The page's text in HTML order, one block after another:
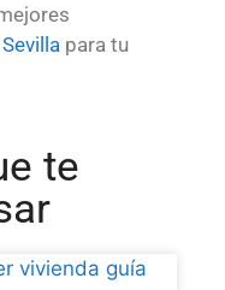
para tu
te